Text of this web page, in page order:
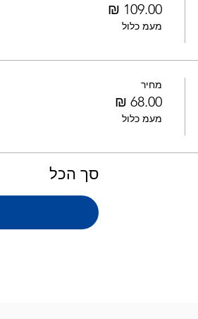
מעמ כלול
מחיר
מעמ כלול
סך הכל